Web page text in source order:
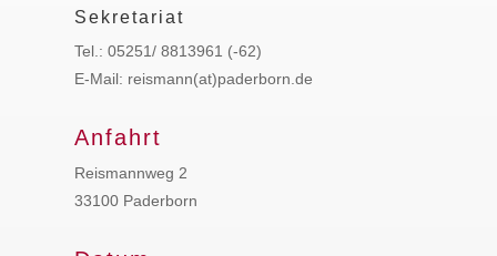
Sekretariat
Tel.: 05251/ 8813961 (-62)
E-Mail: reismann(at)paderborn.de
Anfahrt
Reismannweg 2
33100 Paderborn